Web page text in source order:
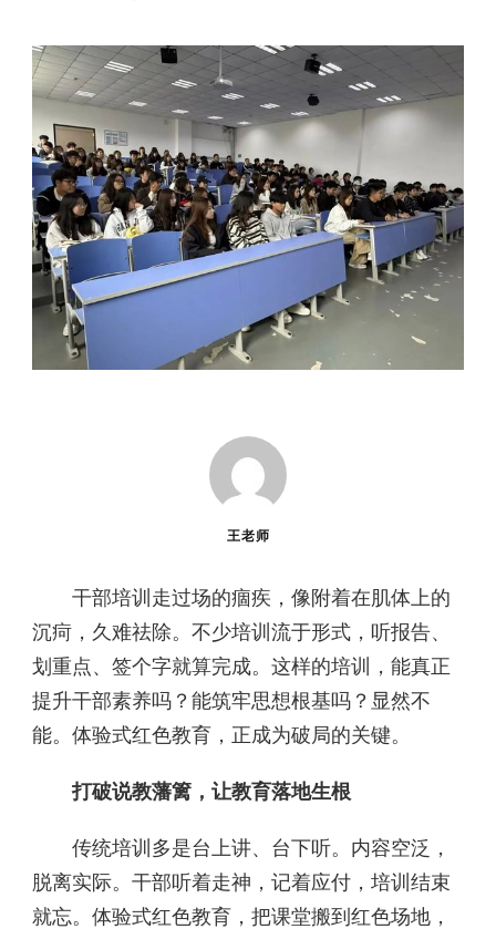
王老师
干部培训走过场的痼疾，像附着在肌体上的
沉疴，久难祛除。不少培训流于形式，听报告、
划重点、签个字就算完成。这样的培训，能真正
提升干部素养吗？能筑牢思想根基吗？显然不
能。体验式红色教育，正成为破局的关键。
打破说教藩篱，让教育落地生根
传统培训多是台上讲、台下听。内容空泛，
脱离实际。干部听着走神，记着应付，培训结束
就忘。体验式红色教育，把课堂搬到红色场地，